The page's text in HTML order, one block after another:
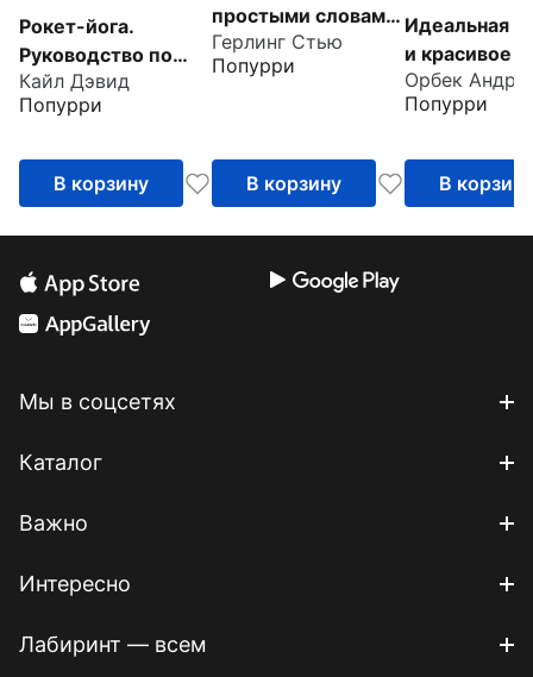
Рокет-йога.
Руководство по
прогрессивной
аштанга-виньяса-
Кайл Дэвид
Попурри
В корзину
простыми словами.
Иллюстрированное
пособие по
Герлинг Стью
Попурри
В корзину
Идеальная
и красивое
любом
100 самых
упражнений
Орбек
Попурри
В корзину
Мы в соцсетях
Каталог
Важно
Интересно
Лабиринт — всем